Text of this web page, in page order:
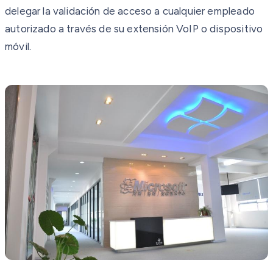
delegar la validación de acceso a cualquier empleado
autorizado a través de su extensión VoIP o dispositivo
móvil.